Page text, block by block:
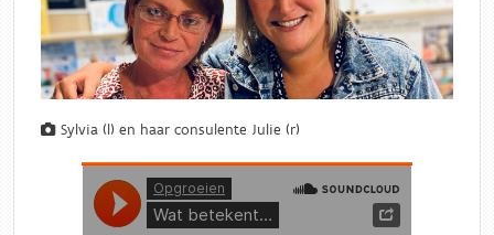
Sylvia (l) en haar consulente Julie (r)